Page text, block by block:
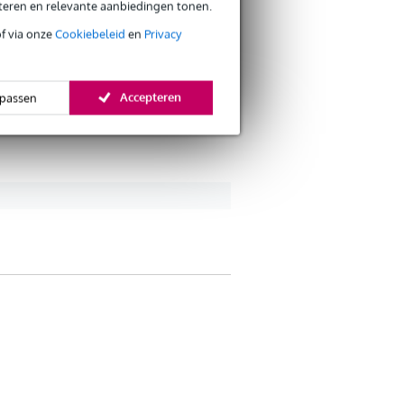
en relevante aanbiedingen tonen.
via onzeCookiebeleid en Privacy
Accepteren